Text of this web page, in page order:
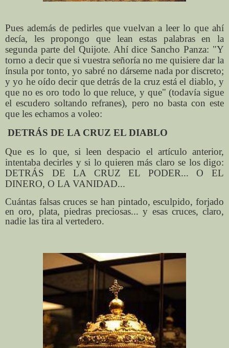
Pues además de pedirles que vuelvan a leer lo que ahí
decía, les propongo que lean estas palabras en la
segunda parte del Quijote. Ahí dice Sancho Panza: "Y
torno a decir que si vuestra señoría no me quisiere dar la
ínsula por tonto, yo sabré no dárseme nada por discreto;
y yo he oído decir que detrás de la cruz está el diablo, y
que no es oro todo lo que reluce, y que" (todavía sigue
el escudero soltando refranes), pero no basta con este
que les echamos a voleo:
DETRÁS DE LA CRUZ EL DIABLO
Que es lo que, si leen despacio el artículo anterior,
intentaba decirles y si lo quieren más claro se los digo:
DETRÁS DE LA CRUZ EL PODER... O EL
DINERO, O LA VANIDAD...
Cuántas falsas cruces se han pintado, esculpido, forjado
en oro, plata, piedras preciosas... y esas cruces, claro,
nadie las tira al vertedero.